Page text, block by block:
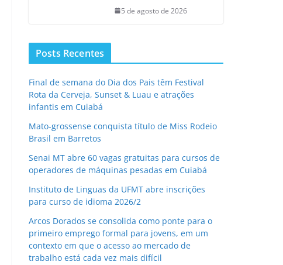
5 de agosto de 2026
Posts Recentes
Final de semana do Dia dos Pais têm Festival
Rota da Cerveja, Sunset & Luau e atrações
infantis em Cuiabá
Mato-grossense conquista título de Miss Rodeio
Brasil em Barretos
Senai MT abre 60 vagas gratuitas para cursos de
operadores de máquinas pesadas em Cuiabá
Instituto de Linguas da UFMT abre inscrições
para curso de idioma 2026/2
Arcos Dorados se consolida como ponte para o
primeiro emprego formal para jovens, em um
contexto em que o acesso ao mercado de
trabalho está cada vez mais difícil